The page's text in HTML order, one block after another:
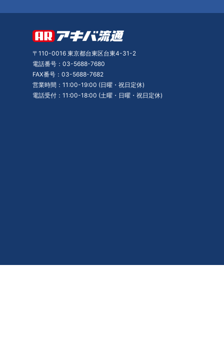
〒110-0016 東京都台東区台東4-31-2
電話番号：03-5688-7680
FAX番号：03-5688-7682
営業時間：11:00-19:00 (日曜・祝日定休)
電話受付：11:00-18:00 (土曜・日曜・祝日定休)